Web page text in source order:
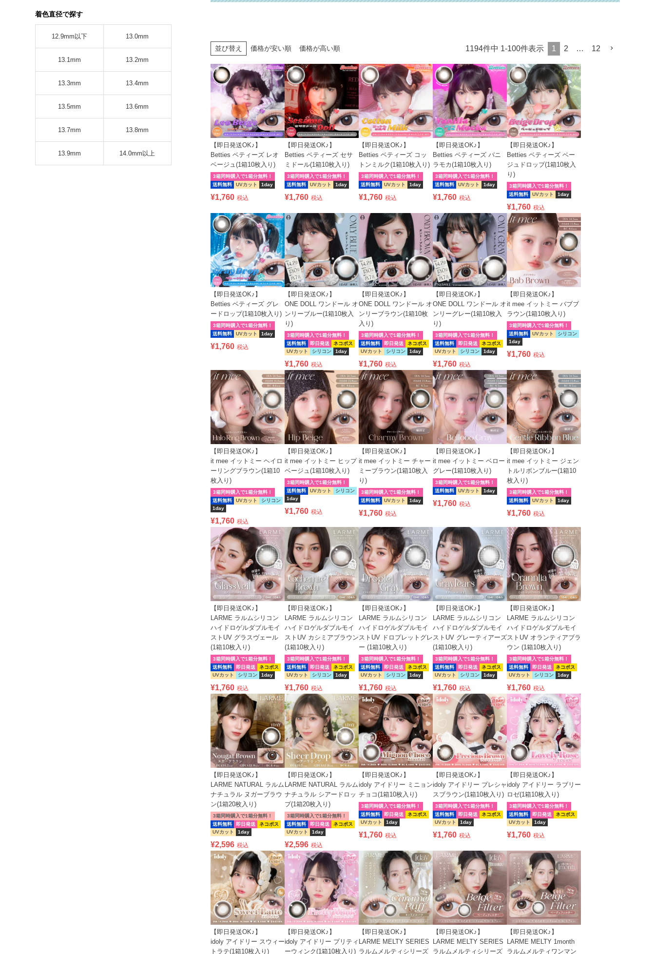
着色直径で探す
12.9mm以下 13.0mm
13.1mm 13.2mm
13.3mm 13.4mm
13.5mm 13.6mm
13.7mm 13.8mm
13.9mm 14.0mm以上
並び替え 価格が安い順 価格が高い順 1194件中 1-100件表示 1 2 … 12
【即日発送OK♪】
Betties ベティーズ レオ
ベージュ(1箱10枚入り)
送料無料 UVカット 1day
3箱同時購入で1箱分無料！
¥1,760 税込
【即日発送OK♪】
Betties ベティーズ セサ
ミドール(1箱10枚入り)
送料無料 UVカット 1day
3箱同時購入で1箱分無料！
¥1,760 税込
【即日発送OK♪】
Betties ベティーズ コッ
トンミルク(1箱10枚入り)
送料無料 UVカット 1day
3箱同時購入で1箱分無料！
¥1,760 税込
【即日発送OK♪】
Betties ベティーズ バニ
ラモカ(1箱10枚入り)
送料無料 UVカット 1day
3箱同時購入で1箱分無料！
¥1,760 税込
【即日発送OK♪】
Betties ベティーズ ベー
ジュドロップ(1箱10枚入
り)
送料無料 UVカット 1day
3箱同時購入で1箱分無料！
¥1,760 税込
【即日発送OK♪】
Betties ベティーズ グレ
ードロップ(1箱10枚入り)
送料無料 UVカット 1day
3箱同時購入で1箱分無料！
¥1,760 税込
【即日発送OK♪】
ONE DOLL ワンドール オ
ンリーブルー(1箱10枚入
り)
送料無料 即日発送
ネコポス
UVカット
シリコン 1day
3箱同時購入で1箱分無料！
¥1,760 税込
【即日発送OK♪】
ONE DOLL ワンドール オ
ンリーブラウン(1箱10枚
入り)
送料無料 即日発送
ネコポス
UVカット
シリコン 1day
3箱同時購入で1箱分無料！
¥1,760 税込
【即日発送OK♪】
ONE DOLL ワンドール オ
ンリーグレー(1箱10枚入
り)
送料無料 即日発送
ネコポス
UVカット
シリコン 1day
3箱同時購入で1箱分無料！
¥1,760 税込
【即日発送OK♪】
it mee イットミー バブブ
ラウン(1箱10枚入り)
送料無料 UVカット
シリコン
1day
3箱同時購入で1箱分無料！
¥1,760 税込
【即日発送OK♪】
it mee イットミー ヘイロ
ーリングブラウン(1箱10
枚入り)
送料無料 UVカット
シリコン
1day
3箱同時購入で1箱分無料！
¥1,760 税込
【即日発送OK♪】
it mee イットミー ヒップ
ベージュ(1箱10枚入り)
送料無料 UVカット
シリコン
1day
3箱同時購入で1箱分無料！
¥1,760 税込
【即日発送OK♪】
it mee イットミー チャー
ミーブラウン(1箱10枚入
り)
送料無料 UVカット 1day
3箱同時購入で1箱分無料！
¥1,760 税込
【即日発送OK♪】
it mee イットミー ベロー
グレー(1箱10枚入り)
送料無料 UVカット 1day
3箱同時購入で1箱分無料！
¥1,760 税込
【即日発送OK♪】
it mee イットミー ジェン
トルリボンブルー(1箱10
枚入り)
送料無料 UVカット 1day
3箱同時購入で1箱分無料！
¥1,760 税込
【即日発送OK♪】
LARME ラルムシリコン
ハイドロゲルダブルモイ
ストUV グラスヴェール
(1箱10枚入り)
送料無料 即日発送
ネコポス
UVカット
シリコン 1day
3箱同時購入で1箱分無料！
¥1,760 税込
【即日発送OK♪】
LARME ラルムシリコン
ハイドロゲルダブルモイ
ストUV カシミアブラウン
(1箱10枚入り)
送料無料 即日発送
ネコポス
UVカット
シリコン 1day
3箱同時購入で1箱分無料！
¥1,760 税込
【即日発送OK♪】
LARME ラルムシリコン
ハイドロゲルダブルモイ
ストUV ドロプレットグレ
ー (1箱10枚入り)
送料無料 即日発送
ネコポス
UVカット
シリコン 1day
3箱同時購入で1箱分無料！
¥1,760 税込
【即日発送OK♪】
LARME ラルムシリコン
ハイドロゲルダブルモイ
ストUV グレーティアーズ
(1箱10枚入り)
送料無料 即日発送
ネコポス
UVカット
シリコン 1day
3箱同時購入で1箱分無料！
¥1,760 税込
【即日発送OK♪】
LARME ラルムシリコン
ハイドロゲルダブルモイ
ストUV オランティアブラ
ウン (1箱10枚入り)
送料無料 即日発送
ネコポス
UVカット
シリコン 1day
3箱同時購入で1箱分無料！
¥1,760 税込
【即日発送OK♪】
LARME NATURAL ラルム
ナチュラル ヌガーブラウ
ン(1箱20枚入り)
送料無料 即日発送
ネコポス
UVカット
1day
3箱同時購入で1箱分無料！
¥2,596 税込
【即日発送OK♪】
LARME NATURAL ラルム
ナチュラル シアードロッ
プ(1箱20枚入り)
送料無料 即日発送
ネコポス
UVカット
1day
3箱同時購入で1箱分無料！
¥2,596 税込
【即日発送OK♪】
idoly アイドリー ミニョン
チョコ(1箱10枚入り)
送料無料 即日発送
ネコポス
UVカット
1day
3箱同時購入で1箱分無料！
¥1,760 税込
【即日発送OK♪】
idoly アイドリー プレシャ
スブラウン(1箱10枚入り)
送料無料 即日発送
ネコポス
UVカット
1day
3箱同時購入で1箱分無料！
¥1,760 税込
【即日発送OK♪】
idoly アイドリー ラブリー
ロゼ(1箱10枚入り)
送料無料 即日発送
ネコポス
UVカット
1day
3箱同時購入で1箱分無料！
¥1,760 税込
【即日発送OK♪】
idoly アイドリー スウィー
トラテ(1箱10枚入り)
【即日発送OK♪】
idoly アイドリー プリティ
ーウィンク(1箱10枚入り)
【即日発送OK♪】
LARME MELTY SERIES
ラルムメルティシリーズ
【即日発送OK♪】
LARME MELTY SERIES
ラルムメルティシリーズ
【即日発送OK♪】
LARME MELTY 1month
ラルムメルティワンマン